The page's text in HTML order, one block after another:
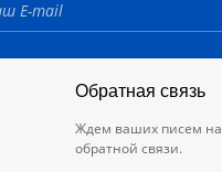
Обратная связь
Ждем ваших писем на
обратной связи.